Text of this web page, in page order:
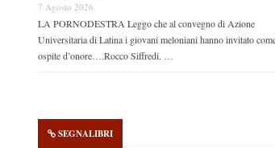
7 Agosto 2026
LA PORNODESTRA Leggo che al convegno di Azione
Universitaria di Latina i giovani meloniani hanno invitato
ospite d’onore….Rocco Siffredi. …
SEGNALIBRI